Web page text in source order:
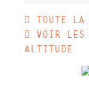
TOUTE
VOIR LES
ALTITUDE